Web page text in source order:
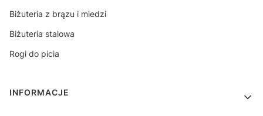
Biżuteria z brązu i miedzi
Biżuteria stalowa
Rogi do picia
INFORMACJE